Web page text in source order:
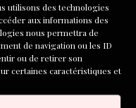
utilisons des technologies
aux informations des
nous permettra de
de navigation ou les ID
ou de retirer son
certaines caractéristiques et